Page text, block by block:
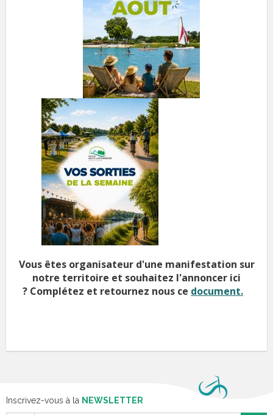
Vous êtes organisateur d'une manifestation sur
notre territoire et souhaitez l'annoncer ici
? Complétez et retournez nous ce document.
Inscrivez-vous à la NEWSLETTER